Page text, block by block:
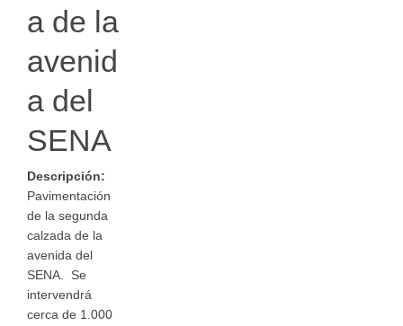
a de la
avenid
a del
SENA
Descripción:
Pavimentación
de la segunda
calzada de la
avenida del
SENA. Se
intervendrá
cerca de 1.000